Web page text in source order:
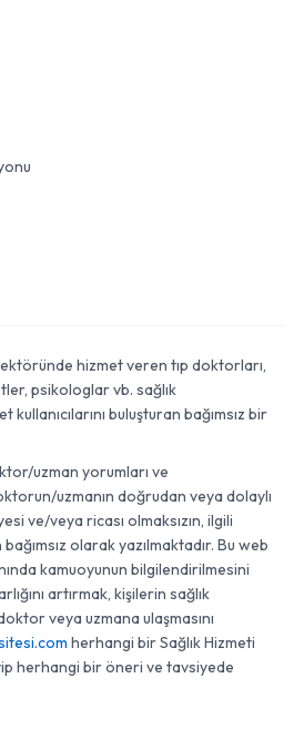
hizmet veren tıp doktorları,
psikologlar vb. sağlık
buluşturan bağımsız bir
uzman yorumları ve
uzmanın doğrudan veya dolaylı
ve/veya ricası olmaksızın, ilgili
olarak yazılmaktadır. Bu web
kamuoyunun bilgilendirilmesini
artırmak, kişilerin sağlık
veya uzmana ulaşmasını
herhangi bir Sağlık Hizmeti
herhangi bir öneri ve tavsiyede